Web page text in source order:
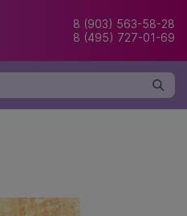
8 (903) 563-58-28
8 (495) 727-01-69